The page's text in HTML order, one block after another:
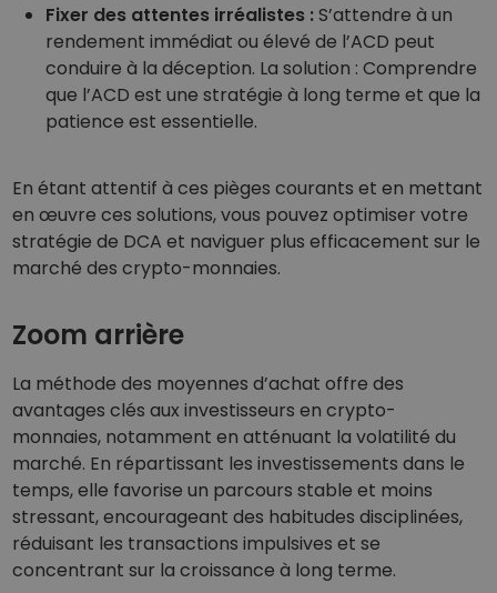
Fixer des attentes irréalistes :S’attendre à un
rendement immédiat ou élevé de l’ACD peut
conduire à la déception. La solution : Comprendre
que l’ACD est une stratégie à long terme et que la
patience est essentielle.
En étant attentif à ces pièges courants et en mettant
en œuvre ces solutions, vous pouvez optimiser votre
stratégie de DCA et naviguer plus efficacement sur le
marché des crypto-monnaies.
Zoom arrière
La méthode des moyennes d’achat offre des
avantages clés aux investisseurs en crypto-
monnaies, notamment en atténuant la volatilité du
marché. En répartissant les investissements dans le
temps, elle favorise un parcours stable et moins
stressant, encourageant des habitudes disciplinées,
réduisant les transactions impulsives et se
concentrant sur la croissance à long terme.